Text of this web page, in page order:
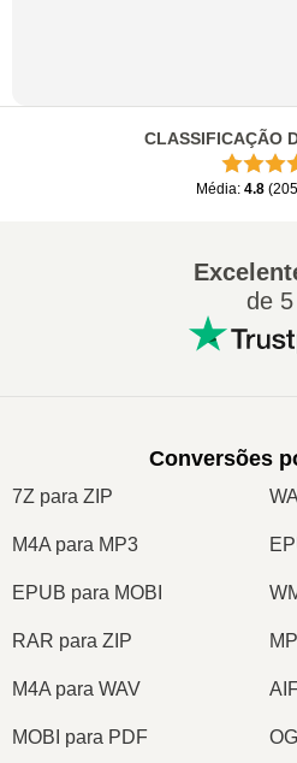
CLASSIFICAÇÃO
Média: 4.8 (
de 5
Conversões
7Z para ZIP
M4A para MP3
EPUB para MOBI
RAR para ZIP
M4A para WAV
MOBI para PDF